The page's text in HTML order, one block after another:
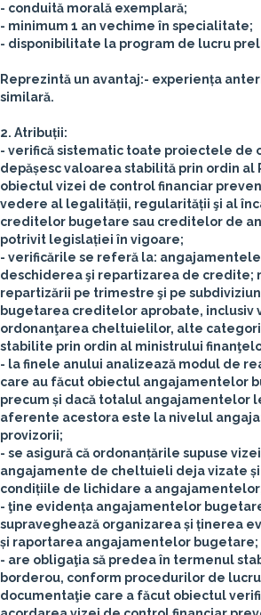
- conduită morală exemplară;
- minimum 1 an vechime în specialitate;
- disponibilitate la program de lucru
Reprezintă un avantaj:- experiența
similară.
2. Atribuții:
- verifică sistematic toate proiectele de
depășesc valoarea stabilită prin ordin al
obiectul vizei de control financiar
vedere al legalității, regularității şi al
creditelor bugetare sau creditelor de
potrivit legislației în vigoare;
- verificările se referă la:
deschiderea şi repartizarea de credite;
repartizării pe trimestre şi pe
bugetarea creditelor aprobate, inclusiv
ordonanţarea cheltuielilor, alte
stabilite prin ordin al ministrului
- la finele anului analizează modul de
care au făcut obiectul angajamentelor
precum și dacă totalul angajamentelor
aferente acestora este la nivelul
provizorii;
- se asigură că ordonanțările supuse
angajamente de cheltuieli deja vizate
condițiile de lichidare a
- ţine evidența angajamentelor
supraveghează organizarea și ținerea
și raportarea angajamentelor bugetare;
- are obligaţia să predea în termenul
borderou, conform procedurilor de
documentaţie care a făcut obiectul